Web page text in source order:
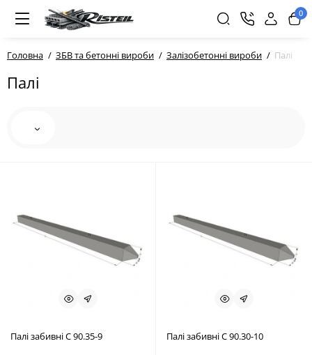
0
Головна ЗБВ та бетонні вироби Залізобетонні вироби Палі
Палі
Палі забивні С 90.35-9 Палі забивні С 90.30-10